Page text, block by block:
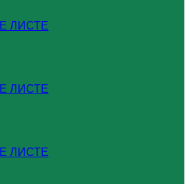
ЛИСТЕ
ЛИСТЕ
ЛИСТЕ